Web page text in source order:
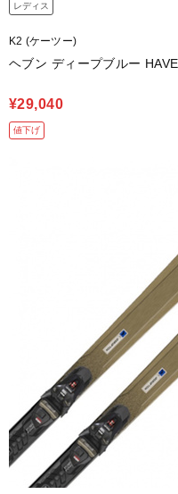
レディス
K2 (ケーツー)
ヘブン ディープブルー
¥29,040
値下げ